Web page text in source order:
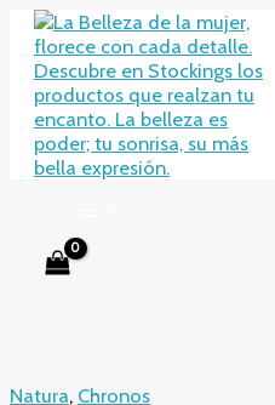
contenido
Natura, Chronos